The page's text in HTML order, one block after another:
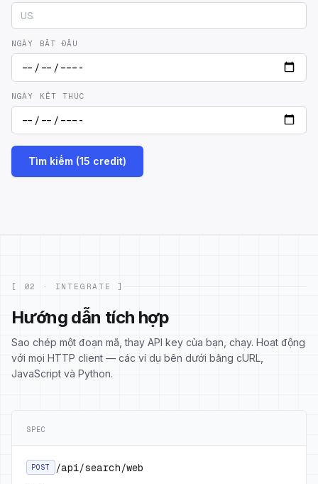
NGÀY BẮT ĐẦU
NGÀY KẾT THÚC
Tìm kiếm (15 credit)
[ 02 · INTEGRATE ]
Hướng dẫn tích hợp
Sao chép một đoạn mã, thay API key của bạn, chạy. Hoạt động
với mọi HTTP client — các ví dụ bên dưới bằng cURL,
JavaScript và Python.
SPEC
POST /api/search/web